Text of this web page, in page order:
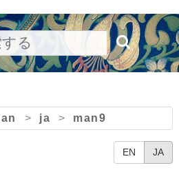
> ja > man9
EN JA